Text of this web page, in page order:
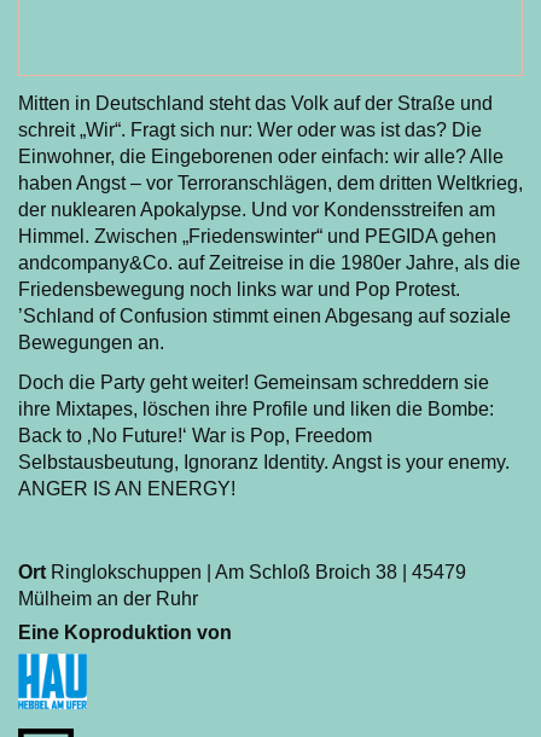
Mitten in Deutschland steht das Volk auf der Straße und
schreit „Wir“. Fragt sich nur: Wer oder was ist das? Die
Einwohner, die Eingeborenen oder einfach: wir alle? Alle
haben Angst – vor Terroranschlägen, dem dritten Weltkrieg,
der nuklearen Apokalypse. Und vor Kondensstreifen am
Himmel. Zwischen „Friedenswinter“ und PEGIDA gehen
andcompany&Co. auf Zeitreise in die 1980er Jahre, als die
Friedensbewegung noch links war und Pop Protest.
’Schland of Confusion stimmt einen Abgesang auf soziale
Bewegungen an.
Doch die Party geht weiter! Gemeinsam schreddern sie
ihre Mixtapes, löschen ihre Profile und liken die Bombe:
Back to ‚No Future!‘ War is Pop, Freedom
Selbstausbeutung, Ignoranz Identity. Angst is your enemy.
ANGER IS AN ENERGY!
Ort Ringlokschuppen | Am Schloß Broich 38 | 45479
Mülheim an der Ruhr
Eine Koproduktion von